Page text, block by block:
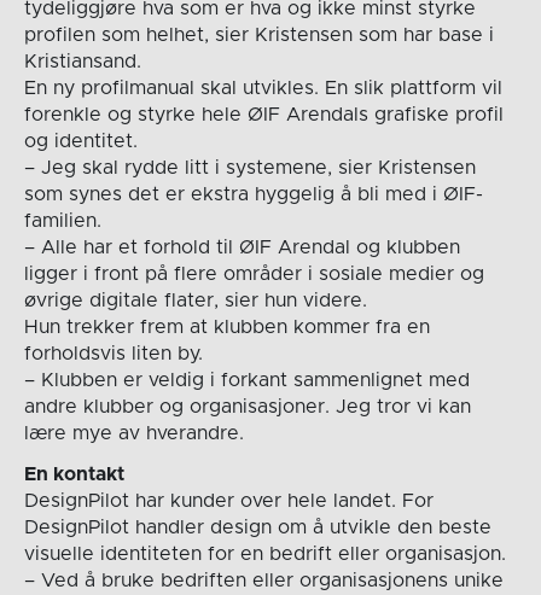
tydeliggjøre hva som er hva og ikke minst styrke
profilen som helhet, sier Kristensen som har base i
Kristiansand.
En ny profilmanual skal utvikles. En slik plattform vil
forenkle og styrke hele ØIF Arendals grafiske profil
og identitet.
– Jeg skal rydde litt i systemene, sier Kristensen
som synes det er ekstra hyggelig å bli med i ØIF-
familien.
– Alle har et forhold til ØIF Arendal og klubben
ligger i front på flere områder i sosiale medier og
øvrige digitale flater, sier hun videre.
Hun trekker frem at klubben kommer fra en
forholdsvis liten by.
– Klubben er veldig i forkant sammenlignet med
andre klubber og organisasjoner. Jeg tror vi kan
lære mye av hverandre.
En kontakt
DesignPilot har kunder over hele landet. For
DesignPilot handler design om å utvikle den beste
visuelle identiteten for en bedrift eller organisasjon.
– Ved å bruke bedriften eller organisasjonens unike